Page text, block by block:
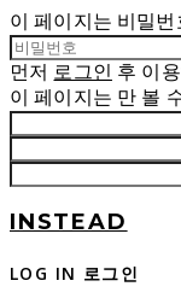
이 페이지는 비밀
먼저 로그인 후 이
이 페이지는 만 볼
INSTEAD
LOG IN 로그인